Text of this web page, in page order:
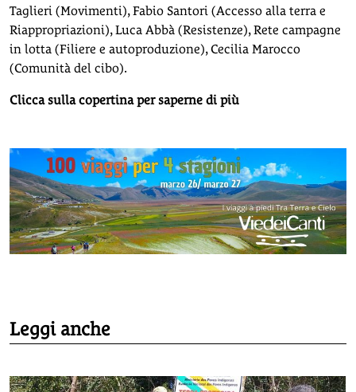
Taglieri (Movimenti), Fabio Santori (Accesso alla terra e
Riappropriazioni), Luca Abbà (Resistenze), Rete campagne
in lotta (Filiere e autoproduzione), Cecilia Marocco
(Comunità del cibo).
Clicca sulla copertina per saperne di più
Leggi anche